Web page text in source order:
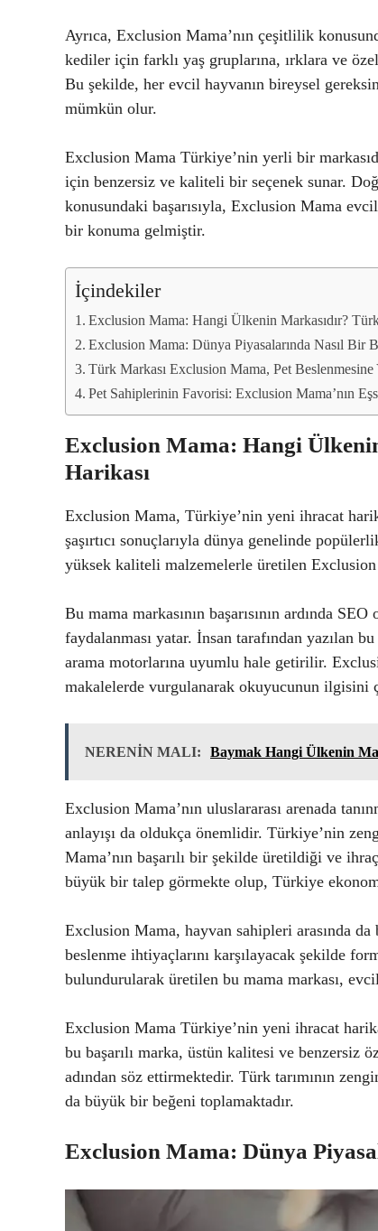
Ayrıca, Exclusion Mama’nın çeşitlilik
kediler için farklı yaş gruplarına, ırklara ve
Bu şekilde, her evcil hayvanın bireysel
mümkün olur.
Exclusion Mama Türkiye’nin yerli bir
için benzersiz ve kaliteli bir seçenek sunar.
konusundaki başarısıyla, Exclusion Mama
bir konuma gelmiştir.
İçindekiler
Exclusion Mama: Hangi Ülkenin Markasıdır?
Exclusion Mama: Dünya Piyasalarında Nasıl Bir
Türk Markası Exclusion Mama, Pet
Pet Sahiplerinin Favorisi: Exclusion Mama’nın
Exclusion Mama: Hangi
Harikası
Exclusion Mama, Türkiye’nin yeni ihracat
şaşırtıcı sonuçlarıyla dünya genelinde
yüksek kaliteli malzemelerle üretilen
Bu mama markasının başarısının ardında
faydalanması yatar. İnsan tarafından yazılan
arama motorlarına uyumlu hale getirilir.
makalelerde vurgulanarak okuyucunun ilgisini
NERENİN MALI: Baymak Hangi Ülkenin
Exclusion Mama’nın uluslararası arenada
anlayışı da oldukça önemlidir. Türkiye’nin
Mama’nın başarılı bir şekilde üretildiği ve
büyük bir talep görmekte olup, Türkiye
Exclusion Mama, hayvan sahipleri arasında
beslenme ihtiyaçlarını karşılayacak şekilde
bulundurularak üretilen bu mama markası,
Exclusion Mama Türkiye’nin yeni ihracat
bu başarılı marka, üstün kalitesi ve benzersiz
adından söz ettirmektedir. Türk tarımının
da büyük bir beğeni toplamaktadır.
Exclusion Mama: Dünya